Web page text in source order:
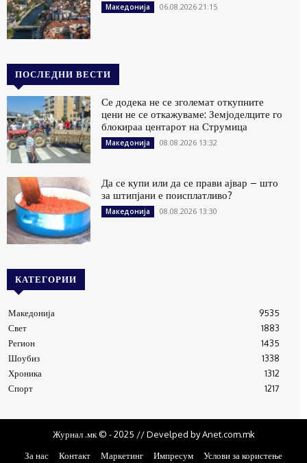
Македонија 06.08.2026 21:15
ПОСЛЕДНИ ВЕСТИ
Се додека не се зголемат откупните
цени не се откажуваме: Земјоделците го
блокираа центарот на Струмица
Македонија 08.08.2026 13:32
Да се купи или да се прави ајвар – што
за штипјани е поисплатливо?
Македонија 08.08.2026 13:30
КАТЕГОРИИ
Македонија
9535
Свет
1883
Регион
1435
Шоубиз
1338
Хроника
1312
Спорт
1217
Журнал .мк © - 2025 // Develped by Anet.com.mk
За нас
Контакт Маркетинг Импресум Услови за користење